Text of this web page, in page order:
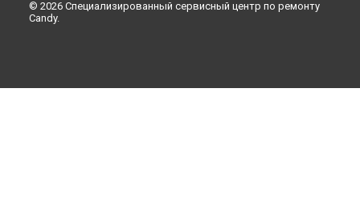
© 2026 Специализированный сервисный центр по ремонту
Candy.